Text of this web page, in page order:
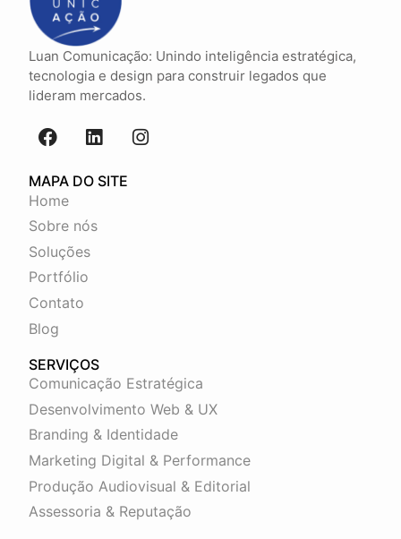
Luan Comunicação: Unindo inteligência estratégica,
tecnologia e design para construir legados que
lideram mercados.
MAPA DO SITE
Home
Sobre nós
Soluções
Portfólio
Contato
Blog
SERVIÇOS
Comunicação Estratégica
Desenvolvimento Web & UX
Branding & Identidade
Marketing Digital & Performance
Produção Audiovisual & Editorial
Assessoria & Reputação